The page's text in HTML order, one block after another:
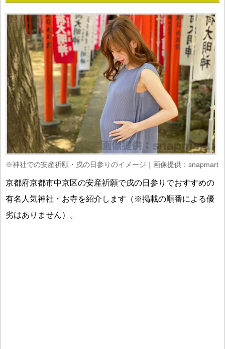
※神社での安産祈願・戌の日参りのイメージ｜画像提供：snapmart
京都府京都市中京区の安産祈願で戌の日参りでおすすめの
有名人気神社・お寺を紹介します（※掲載の順番による優
劣はありません）。